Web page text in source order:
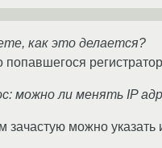
как это делается?
можно ли менять IP
зачастую можно указать